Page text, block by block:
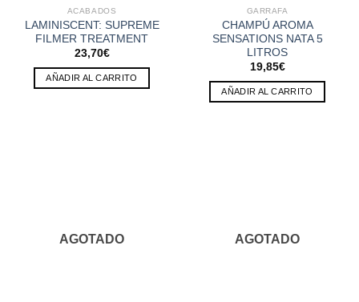
ACABADOS
LAMINISCENT: SUPREME
FILMER TREATMENT
23,70€
AÑADIR AL CARRITO
GARRAFA
CHAMPÚ AROMA
SENSATIONS NATA 5
LITROS
19,85€
AÑADIR AL CARRITO
AGOTADO AGOTADO